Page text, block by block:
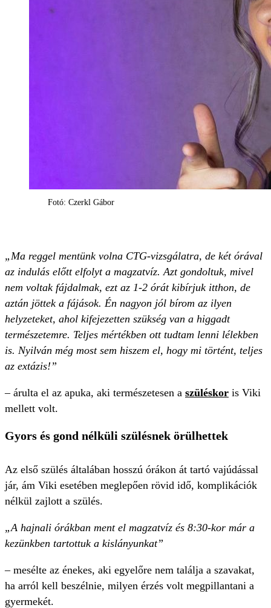
Fotó: Czerkl Gábor
„Ma reggel mentünk volna CTG-vizsgálatra, de két órával
az indulás előtt elfolyt a magzatvíz. Azt gondoltuk, mivel
nem voltak fájdalmak, ezt az 1-2 órát kibírjuk itthon, de
aztán jöttek a fájások. Én nagyon jól bírom az ilyen
helyzeteket, ahol kifejezetten szükség van a higgadt
természetemre. Teljes mértékben ott tudtam lenni lélekben
is. Nyilván még most sem hiszem el, hogy mi történt, teljes
az extázis!”
– árulta el az apuka, aki természetesen a szüléskor is Viki
mellett volt.
Gyors és gond nélküli szülésnek örülhettek
Az első szülés általában hosszú órákon át tartó vajúdással
jár, ám Viki esetében meglepően rövid idő, komplikációk
nélkül zajlott a szülés.
„A hajnali órákban ment el magzatvíz és 8:30-kor már a
kezünkben tartottuk a kislányunkat”
– mesélte az énekes, aki egyelőre nem találja a szavakat,
ha arról kell beszélnie, milyen érzés volt megpillantani a
gyermekét.